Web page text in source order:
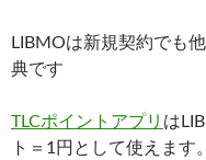
LIBMOは新規契約でも
典です
TLCポイントアプリ は
ト＝1円として使えます